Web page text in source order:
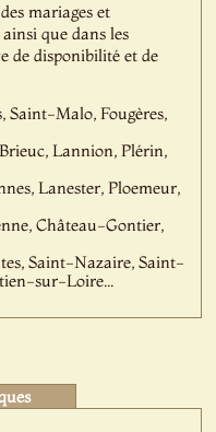
mariages et
ainsi que dans les
de disponibilité et de
Saint-Malo, Fougères,
Lannion, Plérin,
Lanester, Ploemeur,
Château-Gontier,
Saint-Nazaire, Saint-
sur-Loire...